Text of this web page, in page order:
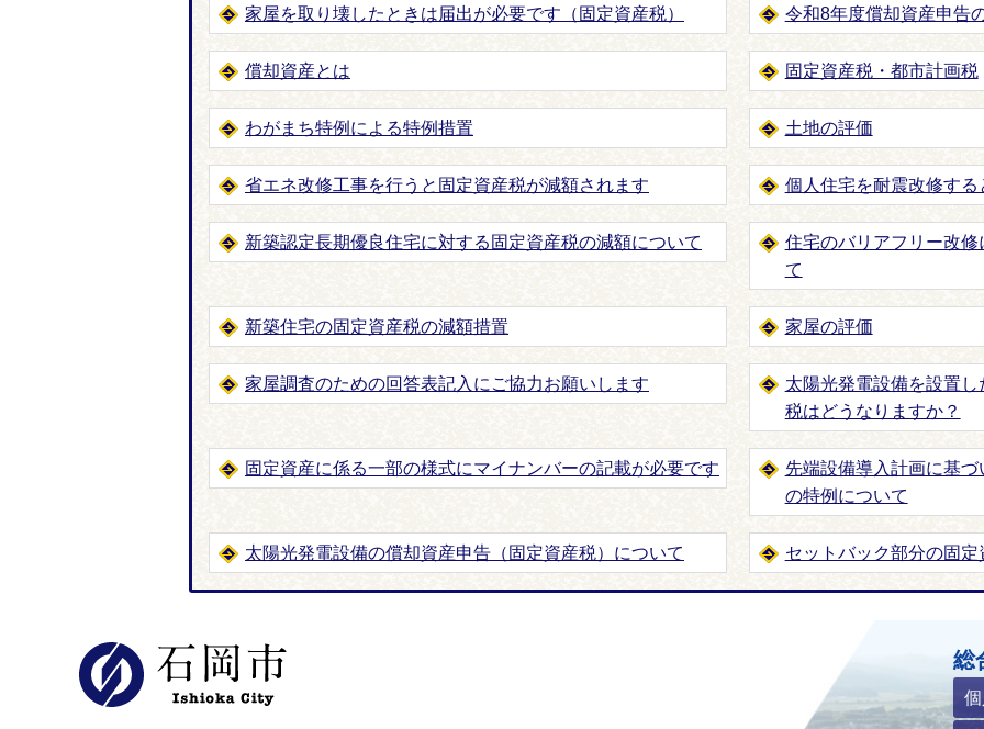
家屋を取り壊したときは届出が必要です（固定資産税） 令和8年度償却資産申告
償却資産とは 固定資産税・都市計画税
わがまち特例による特例措置 土地の評価
省エネ改修工事を行うと固定資産税が減額されます 個人住宅を耐震改修す
新築認定長期優良住宅に対する固定資産税の減額について
住宅のバリアフリー改
て
新築住宅の固定資産税の減額措置 家屋の評価
家屋調査のための回答表記入にご協力お願いします
太陽光発電設備を設置
税はどうなりますか？
固定資産に係る一部の様式にマイナンバーの記載が必要です
先端設備導入計画に基
の特例について
太陽光発電設備の償却資産申告（固定資産税）について セットバック部分の固
総